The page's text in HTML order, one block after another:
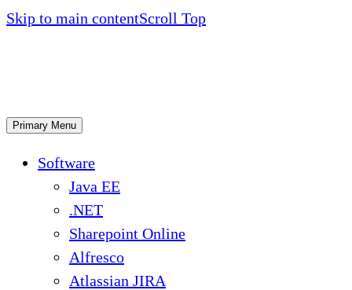
Skip to main contentScroll Top
Primary Menu
Software
Java EE
.NET
Sharepoint Online
Alfresco
Atlassian JIRA